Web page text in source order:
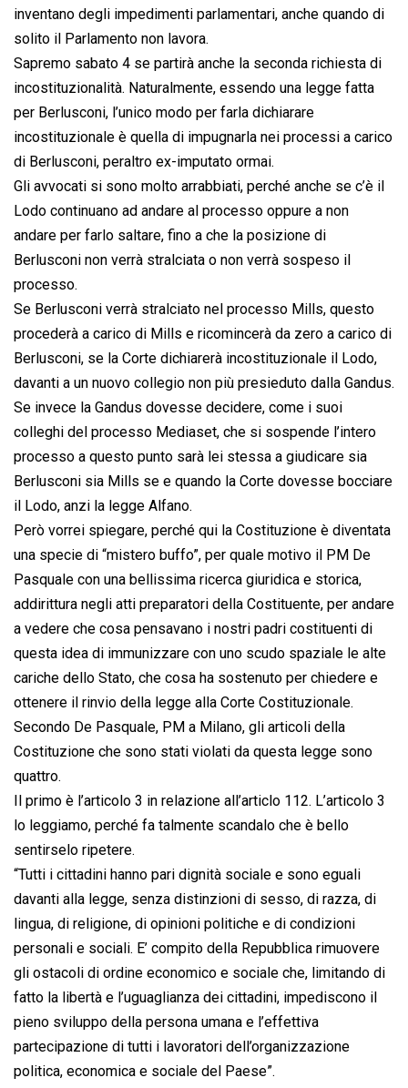
inventano degli impedimenti parlamentari, anche quando di
solito il Parlamento non lavora.
Sapremo sabato 4 se partirà anche la seconda richiesta di
incostituzionalità. Naturalmente, essendo una legge fatta
per Berlusconi, l’unico modo per farla dichiarare
incostituzionale è quella di impugnarla nei processi a carico
di Berlusconi, peraltro ex-imputato ormai.
Gli avvocati si sono molto arrabbiati, perché anche se c’è il
Lodo continuano ad andare al processo oppure a non
andare per farlo saltare, fino a che la posizione di
Berlusconi non verrà stralciata o non verrà sospeso il
processo.
Se Berlusconi verrà stralciato nel processo Mills, questo
procederà a carico di Mills e ricomincerà da zero a carico di
Berlusconi, se la Corte dichiarerà incostituzionale il Lodo,
davanti a un nuovo collegio non più presieduto dalla Gandus.
Se invece la Gandus dovesse decidere, come i suoi
colleghi del processo Mediaset, che si sospende l’intero
processo a questo punto sarà lei stessa a giudicare sia
Berlusconi sia Mills se e quando la Corte dovesse bocciare
il Lodo, anzi la legge Alfano.
Però vorrei spiegare, perché qui la Costituzione è diventata
una specie di “mistero buffo”, per quale motivo il PM De
Pasquale con una bellissima ricerca giuridica e storica,
addirittura negli atti preparatori della Costituente, per andare
a vedere che cosa pensavano i nostri padri costituenti di
questa idea di immunizzare con uno scudo spaziale le alte
cariche dello Stato, che cosa ha sostenuto per chiedere e
ottenere il rinvio della legge alla Corte Costituzionale.
Secondo De Pasquale, PM a Milano, gli articoli della
Costituzione che sono stati violati da questa legge sono
quattro.
Il primo è l’articolo 3 in relazione all’articlo 112. L’articolo 3
lo leggiamo, perché fa talmente scandalo che è bello
sentirselo ripetere.
“Tutti i cittadini hanno pari dignità sociale e sono eguali
davanti alla legge, senza distinzioni di sesso, di razza, di
lingua, di religione, di opinioni politiche e di condizioni
personali e sociali. E’ compito della Repubblica rimuovere
gli ostacoli di ordine economico e sociale che, limitando di
fatto la libertà e l’uguaglianza dei cittadini, impediscono il
pieno sviluppo della persona umana e l’effettiva
partecipazione di tutti i lavoratori dell’organizzazione
politica, economica e sociale del Paese”.